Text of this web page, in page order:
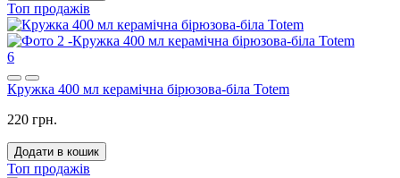
Топ продажів
6
Кружка 400 мл керамічна бірюзова-біла Totem
220 грн.
Додати в кошик
Топ продажів